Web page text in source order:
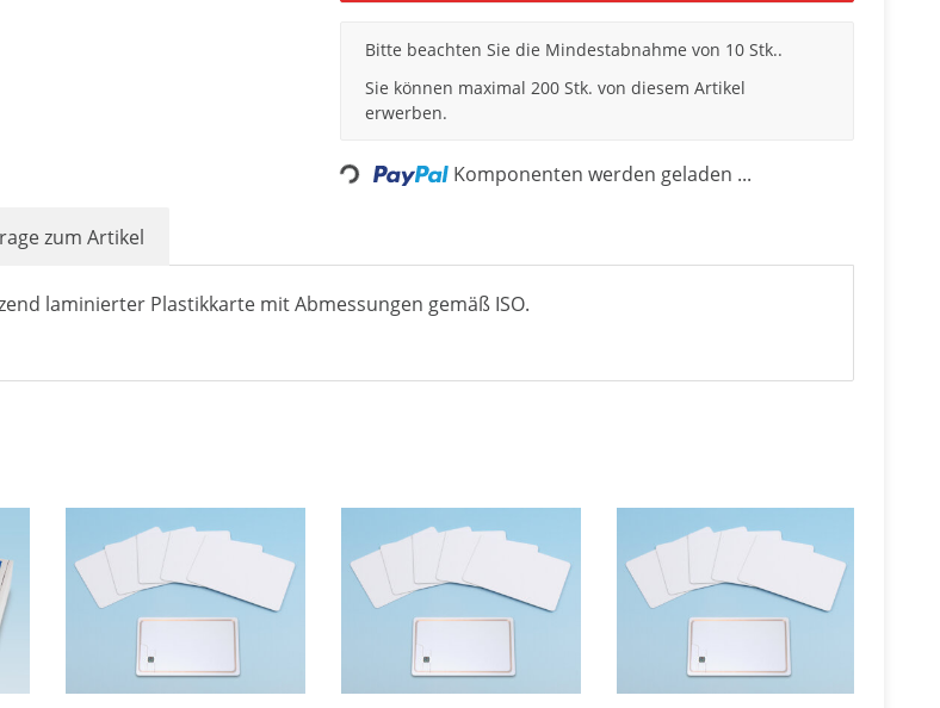
x
Bitte beachten Sie die Mindestabnahme von 10 Stk..
Sie können maximal 200 Stk. von diesem Artikel
erwerben.
Loading... Komponenten werden geladen ...
zum Artikel
laminierter Plastikkarte mit Abmessungen gemäß ISO.